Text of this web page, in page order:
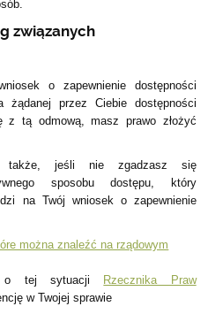
związanych
o zapewnienie dostępności
żądanej przez Ciebie dostępności
tą odmową, masz prawo złożyć
także, jeśli nie zgadzasz się
sposobu dostępu, który
na Twój wniosek o zapewnienie
można znaleźć na rządowym
o tej sytuacji Rzecznika Praw
w Twojej sprawie